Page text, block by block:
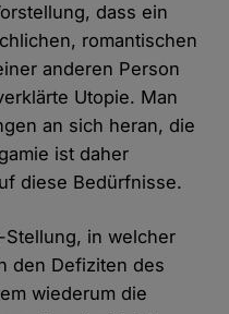
dass ein
romantischen
anderen Person
Utopie. Man
an sich heran, die
ist daher
diese Bedürfnisse.
in welcher
den Defiziten des
wiederum die